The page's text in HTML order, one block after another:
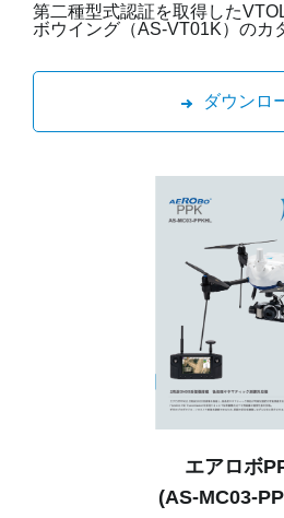
第二種型式認証を取得した
ボウイング（AS-VT01K）のカ
ダウンロ
エアロボ
(AS-MC03-